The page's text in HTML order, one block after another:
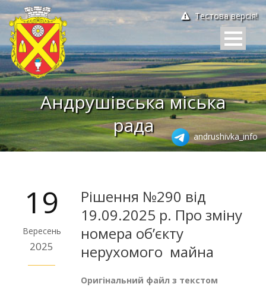
Тестова версія!
Андрушівська міська
рада
andrushivka_info
19
Вересень
2025
Рішення №290 від
19.09.2025 р. Про зміну
номера об’єкту
нерухомого майна
Оригінальний файл з текстом